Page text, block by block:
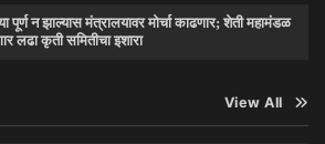
पूर्ण न झाल्यास मंत्रालयावर मोर्चा काढणार; शेती महामंडळ
लढा कृती समितीचा इशारा
View All